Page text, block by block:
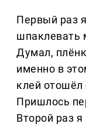
Первый раз
шпаклевать
Думал,
именно в
клей отошёл
Пришлось
Второй раз